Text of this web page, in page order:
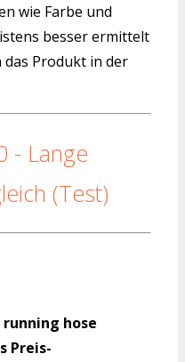
wie Farbe und
besser ermittelt
Produkt in der
- Lange
(Test)
running hose
Preis-